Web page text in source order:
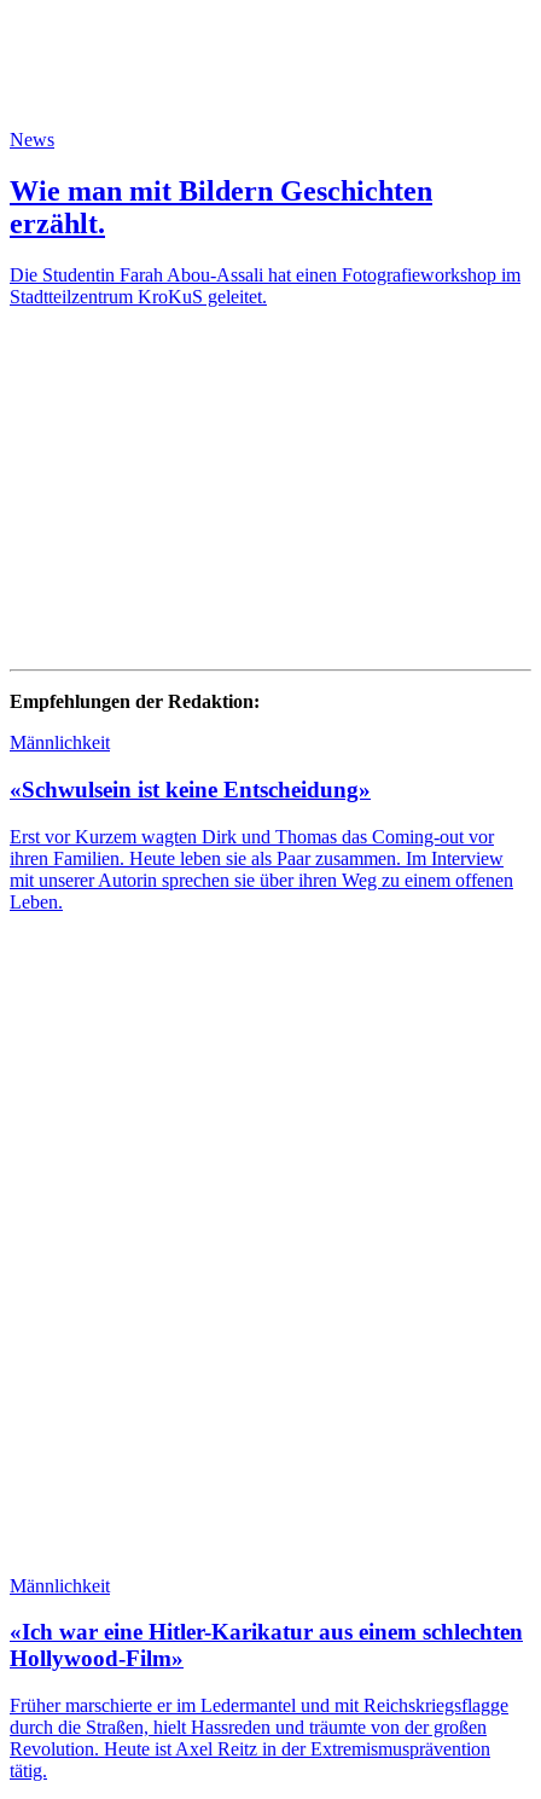
News
Wie man mit Bildern Geschichten
erzählt.
Die Studentin Farah Abou-Assali hat einen Fotografieworkshop im
Stadtteilzentrum KroKuS geleitet.
Empfehlungen der Redaktion:
Männlichkeit
«Schwulsein ist keine Entscheidung»
Erst vor Kurzem wagten Dirk und Thomas das Coming-out vor
ihren Familien. Heute leben sie als Paar zusammen. Im Interview
mit unserer Autorin sprechen sie über ihren Weg zu einem offenen
Leben.
Männlichkeit
«Ich war eine Hitler-Karikatur aus einem schlechten
Hollywood-Film»
Früher marschierte er im Ledermantel und mit Reichskriegsflagge
durch die Straßen, hielt Hassreden und träumte von der großen
Revolution. Heute ist Axel Reitz in der Extremismusprävention
tätig.